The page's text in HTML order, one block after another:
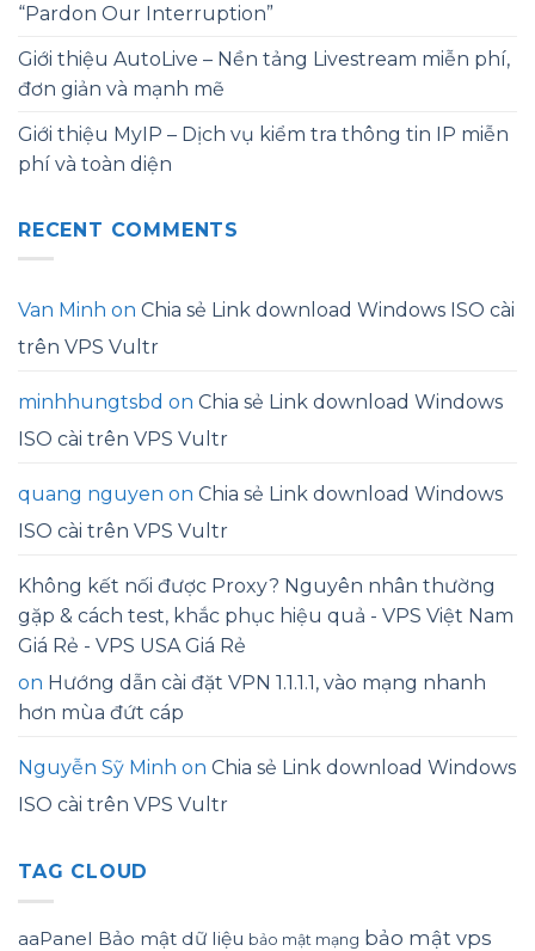
“Pardon Our Interruption”
Giới thiệu AutoLive – Nền tảng Livestream miễn phí,
đơn giản và mạnh mẽ
Giới thiệu MyIP – Dịch vụ kiểm tra thông tin IP miễn
phí và toàn diện
RECENT COMMENTS
Van Minh on Chia sẻ Link download Windows ISO cài
trên VPS Vultr
minhhungtsbd on Chia sẻ Link download Windows
ISO cài trên VPS Vultr
quang nguyen on Chia sẻ Link download Windows
ISO cài trên VPS Vultr
Không kết nối được Proxy? Nguyên nhân thường
gặp & cách test, khắc phục hiệu quả - VPS Việt Nam
Giá Rẻ - VPS USA Giá Rẻ
on Hướng dẫn cài đặt VPN 1.1.1.1, vào mạng nhanh
hơn mùa đứt cáp
Nguyễn Sỹ Minh on Chia sẻ Link download Windows
ISO cài trên VPS Vultr
TAG CLOUD
aaPanel Bảo mật dữ liệu bảo mật mạng bảo mật vps